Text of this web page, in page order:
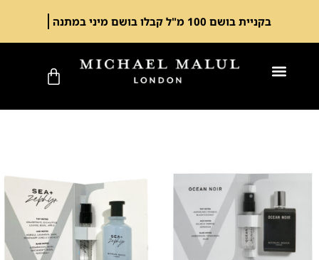
משלוח חינם בקניה מעל 249 ש"ח